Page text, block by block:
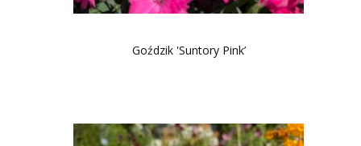
Goździk 'Suntory Pink’